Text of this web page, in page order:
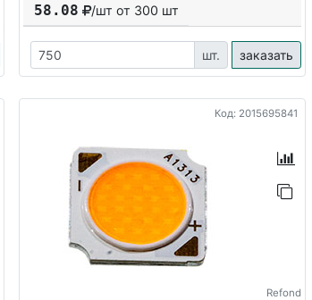
58.08 /шт от 300 шт
шт. заказать
Код: 2015695841
Refond